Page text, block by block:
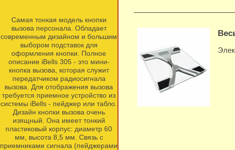
Самая тонкая модель кнопки
вызова персонала. Обладает
современным дизайном и большим
выбором подставок для
оформления кнопки. Полное
описание iBells 305 - это мини-
кнопка вызова, которая служит
передатчиком радиосигнала
вызова. Для отображения вызова
требуется приемное устройство из
системы iBells - пейджер или табло.
Дизайн кнопки вызова очень
изящный. Она имеет тонкий
пластиковый корпус: диаметр 60
мм, высота 8,5 мм. Связь с
приемниками сигнала (пейджерами